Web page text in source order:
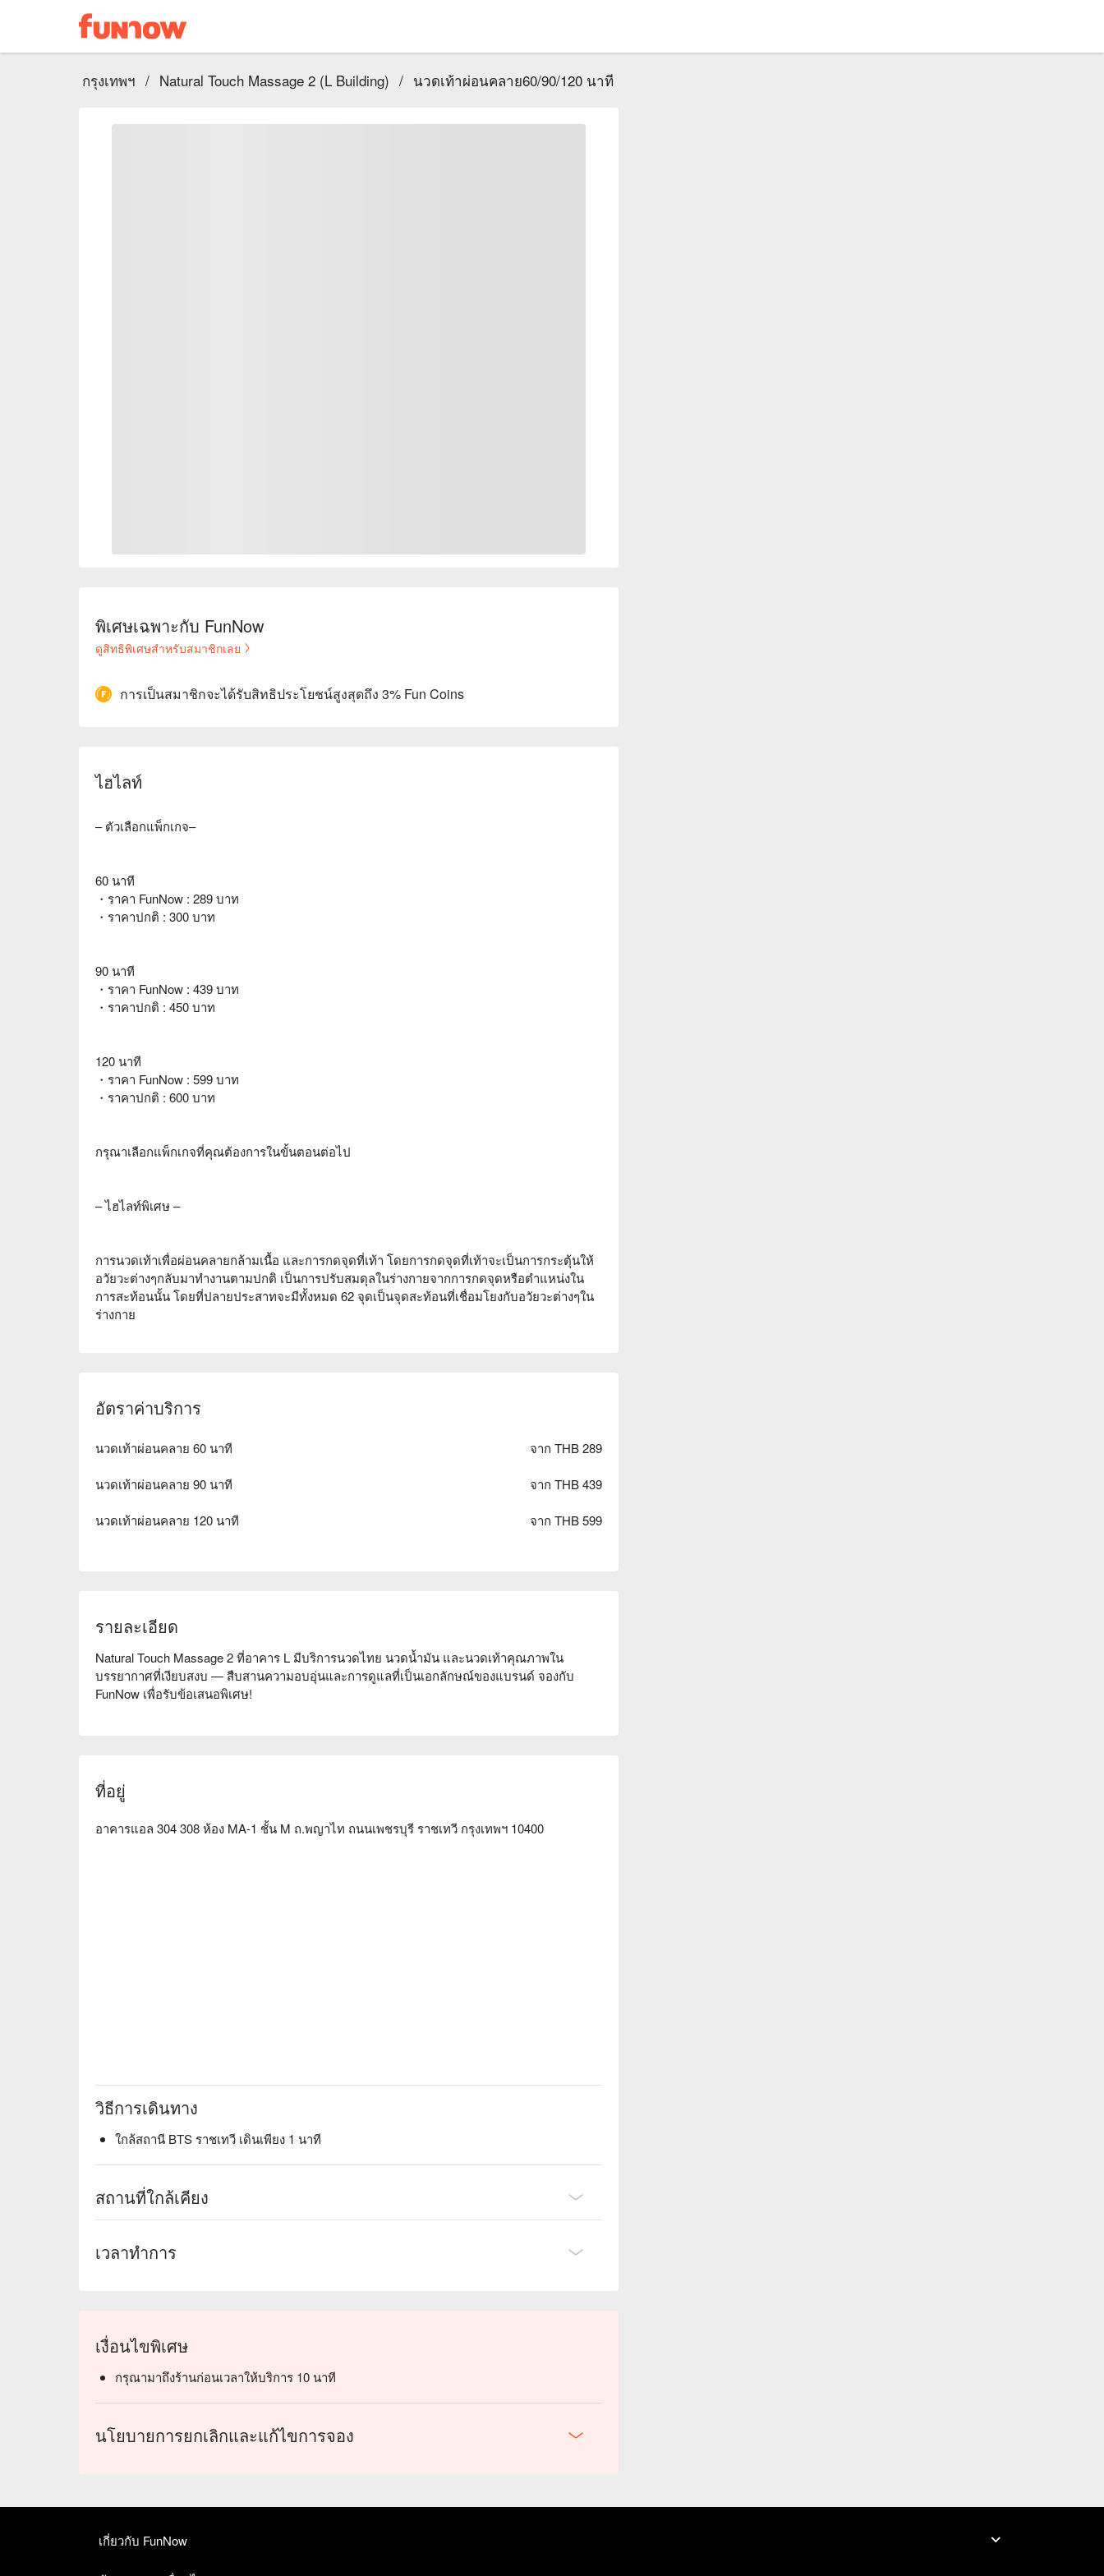
กรุงเทพฯ / Natural Touch Massage 2 (L Building) / นวดเท้าผ่อนคลาย60/90/120 นาที
พิเศษเฉพาะกับ FunNow
ดูสิทธิพิเศษสำหรับสมาชิกเลย
การเป็นสมาชิกจะได้รับสิทธิประโยชน์สูงสุดถึง 3% Fun Coins
ไฮไลท์
– ตัวเลือกแพ็กเกจ–
60 นาที
・ราคา FunNow : 289 บาท
・ราคาปกติ : 300 บาท
90 นาที
・ราคา FunNow : 439 บาท
・ราคาปกติ : 450 บาท
120 นาที
・ราคา FunNow : 599 บาท
・ราคาปกติ : 600 บาท
กรุณาเลือกแพ็กเกจที่คุณต้องการในขั้นตอนต่อไป
– ไฮไลท์พิเศษ –
การนวดเท้าเพื่อผ่อนคลายกล้ามเนื้อ และการกดจุดที่เท้า โดยการกดจุดที่เท้าจะเป็นการกระตุ้นให้
อวัยวะต่างๆกลับมาทำงานตามปกติ เป็นการปรับสมดุลในร่างกายจากการกดจุดหรือตำแหน่งใน
การสะท้อนนั้น โดยที่ปลายประสาทจะมีทั้งหมด 62 จุดเป็นจุดสะท้อนที่เชื่อมโยงกับอวัยวะต่างๆใน
ร่างกาย
อัตราค่าบริการ
นวดเท้าผ่อนคลาย 60 นาที จาก THB 289
นวดเท้าผ่อนคลาย 90 นาที จาก THB 439
นวดเท้าผ่อนคลาย 120 นาที จาก THB 599
รายละเอียด
Natural Touch Massage 2 ที่อาคาร L มีบริการนวดไทย นวดน้ำมัน และนวดเท้าคุณภาพใน
บรรยากาศที่เงียบสงบ — สืบสานความอบอุ่นและการดูแลที่เป็นเอกลักษณ์ของแบรนด์ จองกับ
FunNow เพื่อรับข้อเสนอพิเศษ!
ที่อยู่
อาคารแอล 304 308 ห้อง MA-1 ชั้น M ถ.พญาไท ถนนเพชรบุรี ราชเทวี กรุงเทพฯ 10400
วิธีการเดินทาง
ใกล้สถานี BTS ราชเทวี เดินเพียง 1 นาที
สถานที่ใกล้เคียง
เวลาทำการ
เงื่อนไขพิเศษ
กรุณามาถึงร้านก่อนเวลาให้บริการ 10 นาที
นโยบายการยกเลิกและแก้ไขการจอง
เกี่ยวกับ FunNow